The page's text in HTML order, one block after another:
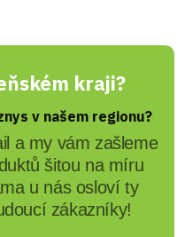
kraji?
v našem regionu?
a my vám zašleme
šitou na míru
u nás osloví ty
zákazníky!